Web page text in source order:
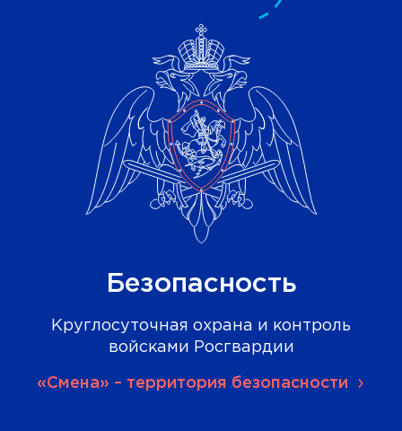
Безопасность
Круглосуточная охрана и контроль
войсками Росгвардии
«Смена» – территория безопасности